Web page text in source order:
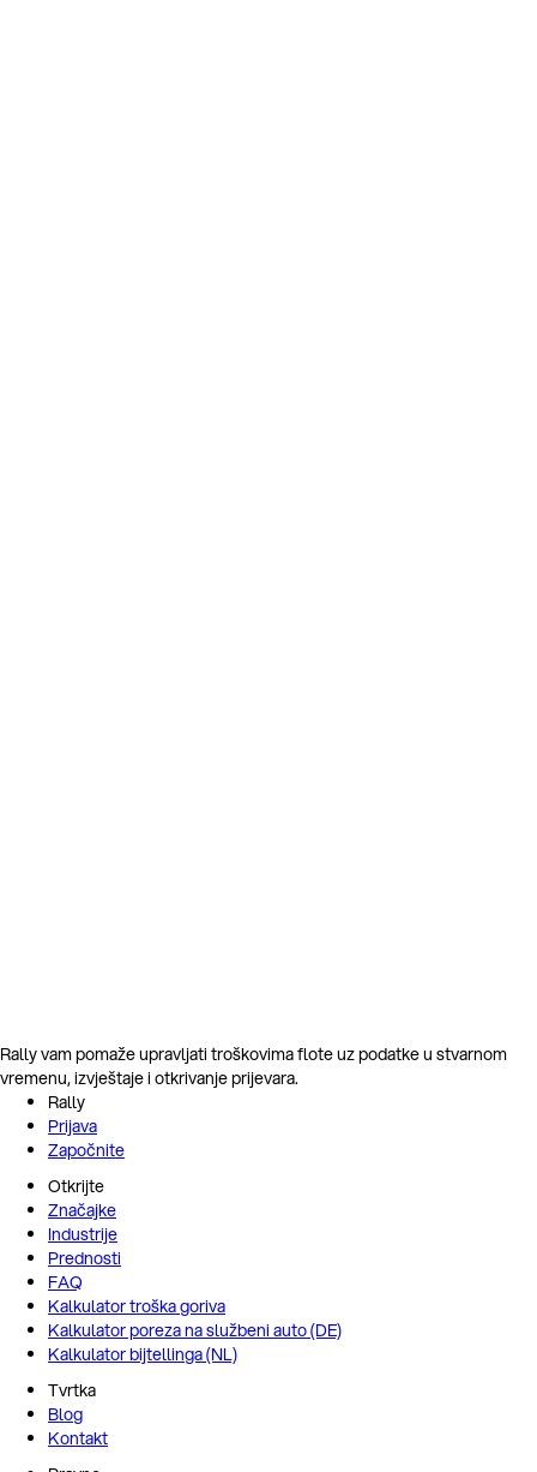
Rally vam pomaže upravljati troškovima flote uz podatke u stvarnom
vremenu, izvještaje i otkrivanje prijevara.
Rally
Prijava
Započnite
Otkrijte
Značajke
Industrije
Prednosti
FAQ
Kalkulator troška goriva
Kalkulator poreza na službeni auto (DE)
Kalkulator bijtellinga (NL)
Tvrtka
Blog
Kontakt